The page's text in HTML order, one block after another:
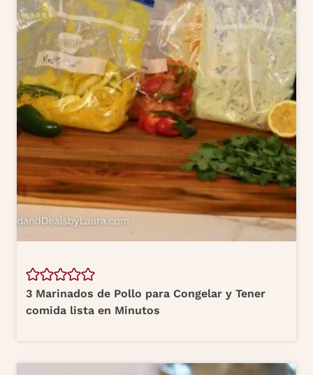
3 Marinados de Pollo para Congelar y Tener
comida lista en Minutos